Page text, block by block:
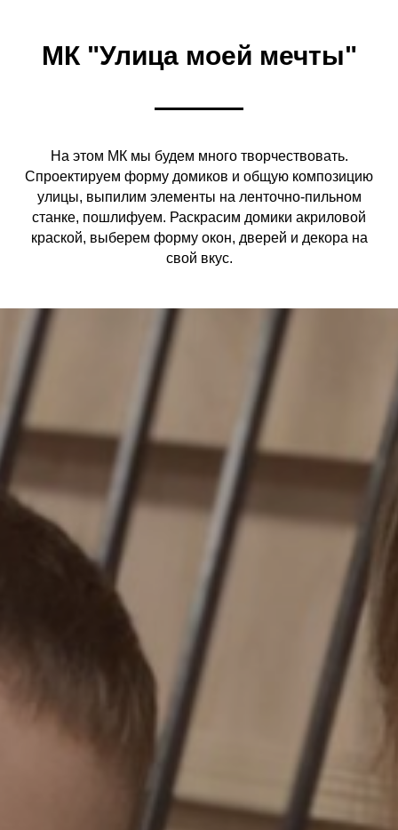
МК "Улица моей мечты"
На этом МК мы будем много творчествовать.
Спроектируем форму домиков и общую композицию
улицы, выпилим элементы на ленточно-пильном
станке, пошлифуем. Раскрасим домики акриловой
краской, выберем форму окон, дверей и декора на
свой вкус.